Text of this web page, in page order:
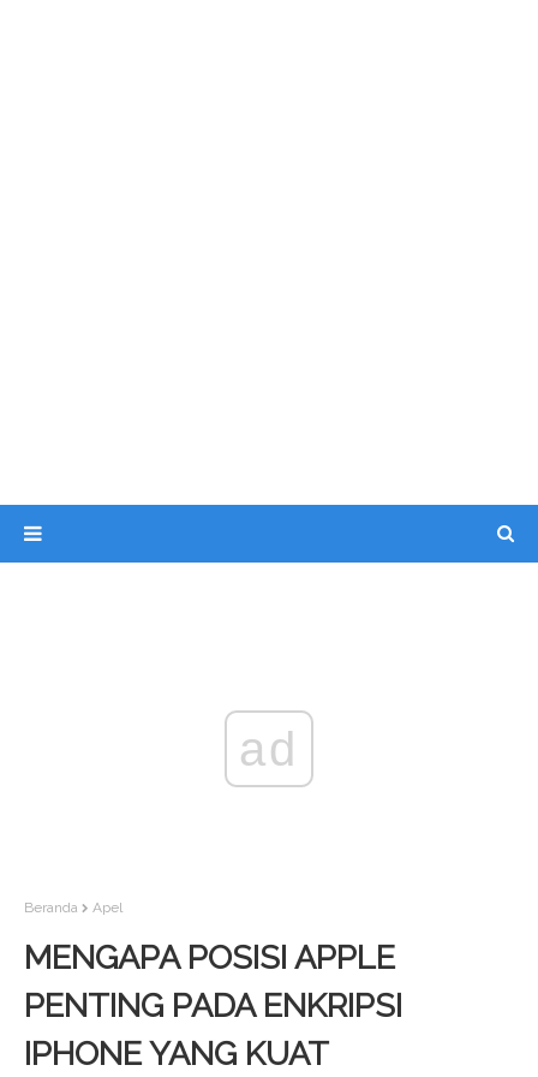
ad
Beranda Apel
MENGAPA POSISI APPLE
PENTING PADA ENKRIPSI
IPHONE YANG KUAT